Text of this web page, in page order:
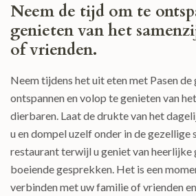
Neem de tijd om te
genieten van het
of vrienden.
Neem tijdens het uit eten met Pasen
ontspannen en volop te genieten van
dierbaren. Laat de drukte van het
u en dompel uzelf onder in de gezellige
restaurant terwijl u geniet van heerlijke
boeiende gesprekken. Het is een
verbinden met uw familie of vrienden